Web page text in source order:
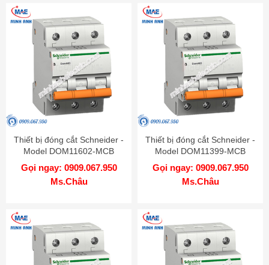
Thiết bị đóng cắt Schneider -
Model DOM11602-MCB
Gọi ngay: 0909.067.950
Ms.Châu
Thiết bị đóng cắt Schneider -
Model DOM11399-MCB
Gọi ngay: 0909.067.950
Ms.Châu